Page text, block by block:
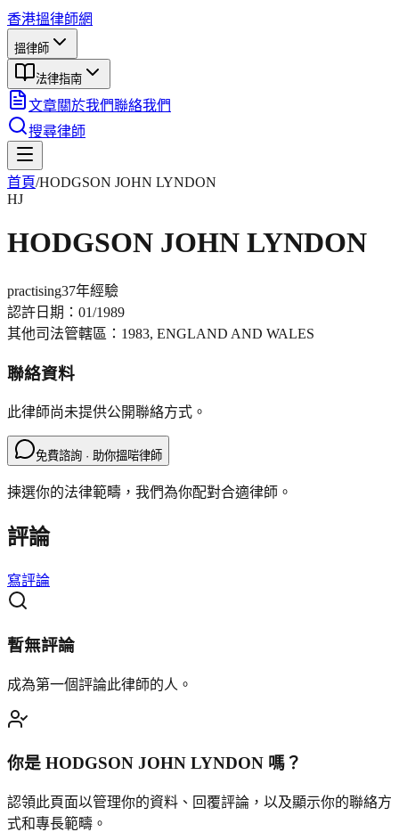
香港搵律師網
搵律師
法律指南
文章關於我們聯絡我們
搜尋律師
首頁/HODGSON JOHN LYNDON
HJ
HODGSON JOHN LYNDON
practising37年經驗
認許日期： 01/1989
其他司法管轄區： 1983, ENGLAND AND WALES
聯絡資料
此律師尚未提供公開聯絡方式。
免費諮詢 · 助你搵啱律師
揀選你的法律範疇，我們為你配對合適律師。
評論
寫評論
暫無評論
成為第一個評論此律師的人。
你是 HODGSON JOHN LYNDON 嗎？
認領此頁面以管理你的資料、回覆評論，以及顯示你的聯絡方
式和專長範疇。